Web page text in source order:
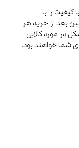
را با
بعد از خرید هر
در مورد کالایی
شما خواهند بود.